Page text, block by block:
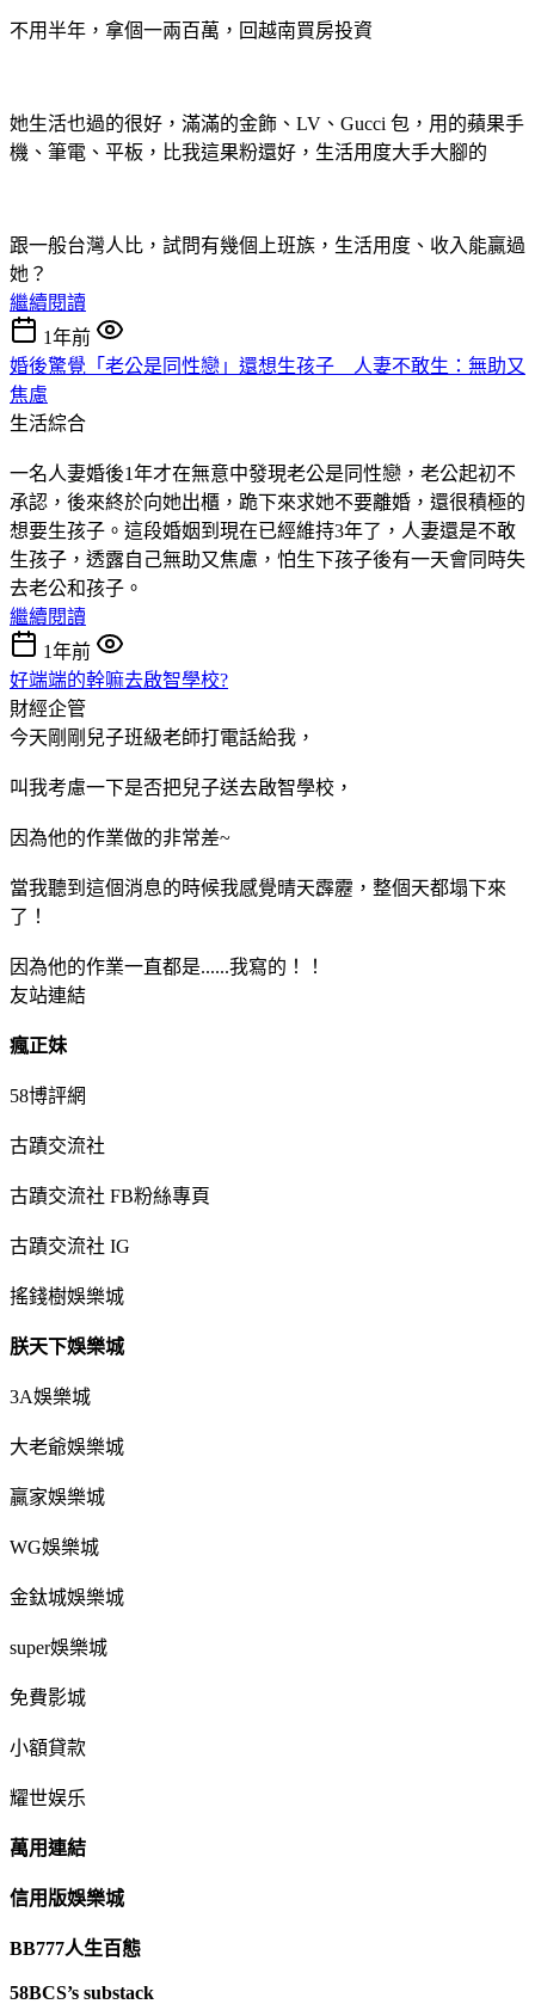
不用半年，拿個一兩百萬，回越南買房投資
她生活也過的很好，滿滿的金飾、LV、Gucci 包，用的蘋果手
機、筆電、平板，比我這果粉還好，生活用度大手大腳的
跟一般台灣人比，試問有幾個上班族，生活用度、收入能贏過
她？
繼續閱讀
1年前
婚後驚覺「老公是同性戀」還想生孩子 人妻不敢生：無助又
焦慮
生活綜合
一名人妻婚後1年才在無意中發現老公是同性戀，老公起初不
承認，後來終於向她出櫃，跪下來求她不要離婚，還很積極的
想要生孩子。這段婚姻到現在已經維持3年了，人妻還是不敢
生孩子，透露自己無助又焦慮，怕生下孩子後有一天會同時失
去老公和孩子。
繼續閱讀
1年前
好端端的幹嘛去啟智學校?
財經企管
今天剛剛兒子班級老師打電話給我，
叫我考慮一下是否把兒子送去啟智學校，
因為他的作業做的非常差~
當我聽到這個消息的時候我感覺晴天霹靂，整個天都塌下來
了！
因為他的作業一直都是......我寫的！！
友站連結
瘋正妹
58博評網
古蹟交流社
古蹟交流社 FB粉絲專頁
古蹟交流社 IG
搖錢樹娛樂城
朕天下娛樂城
3A娛樂城
大老爺娛樂城
贏家娛樂城
WG娛樂城
金鈦城娛樂城
super娛樂城
免費影城
小額貸款
耀世娱乐
萬用連結
信用版娛樂城
BB777人生百態
58BCS’s substack